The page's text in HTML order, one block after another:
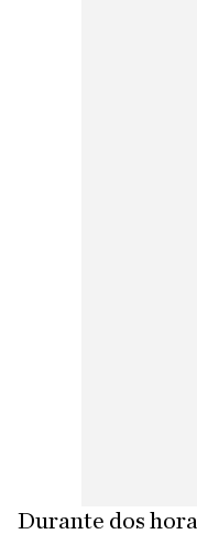
Durante dos